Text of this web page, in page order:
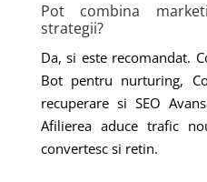
Pot combina
strategii?
Da, si este recomandat.
Bot pentru nurturing,
recuperare si SEO
Afilierea aduce trafic
convertesc si retin.